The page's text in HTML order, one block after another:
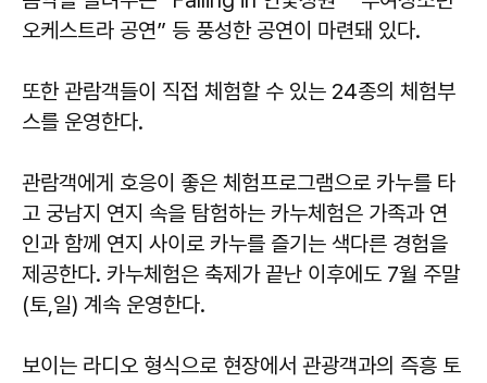
오케스트라 공연” 등 풍성한 공연이 마련돼 있다.
또한 관람객들이 직접 체험할 수 있는 24종의 체험부
스를 운영한다.
관람객에게 호응이 좋은 체험프로그램으로 카누를 타
고 궁남지 연지 속을 탐험하는 카누체험은 가족과 연
인과 함께 연지 사이로 카누를 즐기는 색다른 경험을
제공한다. 카누체험은 축제가 끝난 이후에도 7월 주말
(토,일) 계속 운영한다.
보이는 라디오 형식으로 현장에서 관광객과의 즉흥 토